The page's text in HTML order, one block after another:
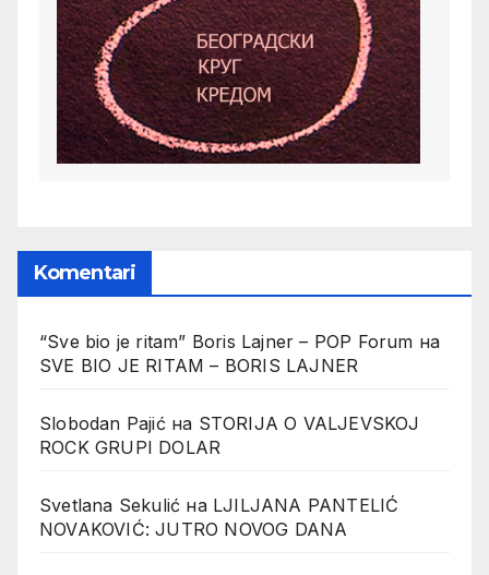
Komentari
“Sve bio je ritam” Boris Lajner – POP Forum на
SVE BIO JE RITAM – BORIS LAJNER
Slobodan Pajićна STORIJA O VALJEVSKOJ
ROCK GRUPI DOLAR
Svetlana Sekulić на LJILJANA PANTELIĆ
NOVAKOVIĆ: JUTRO NOVOG DANA